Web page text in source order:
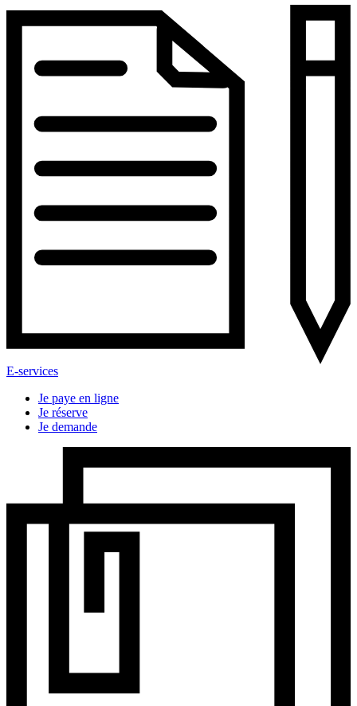
E-services
Je paye en ligne
Je réserve
Je demande